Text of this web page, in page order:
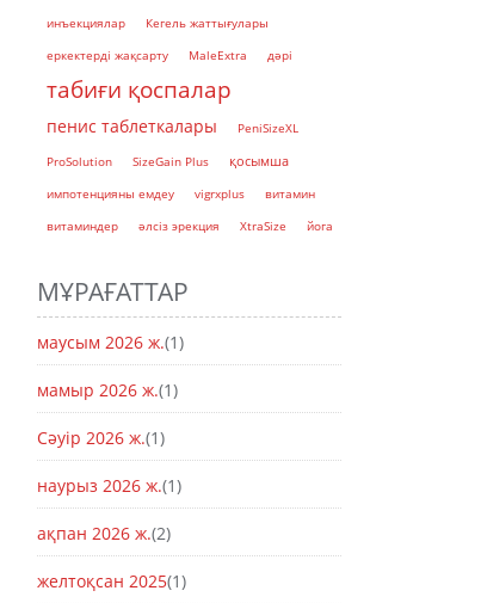
инъекциялар
Кегель жаттығулары
еркектерді жақсарту
MaleExtra дәрі
табиғи қоспалар
пенис таблеткалары
PeniSizeXL
ProSolution
SizeGain Plus қосымша
импотенцияны емдеу vigrxplus
витамин
витаминдер
әлсіз эрекция XtraSize йога
МҰРАҒАТТАР
маусым 2026 ж.(1)
мамыр 2026 ж.(1)
Сәуір 2026 ж.(1)
наурыз 2026 ж.(1)
ақпан 2026 ж.(2)
желтоқсан 2025(1)